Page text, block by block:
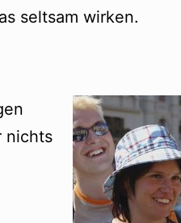
seltsam wirken.
nichts